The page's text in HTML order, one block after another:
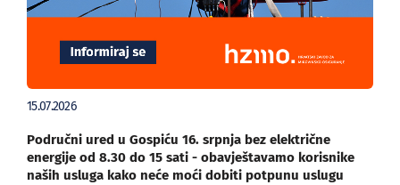
15.07.2026
Područni ured u Gospiću 16. srpnja bez električne
energije od 8.30 do 15 sati - obavještavamo korisnike
naših usluga kako neće moći dobiti potpunu uslugu